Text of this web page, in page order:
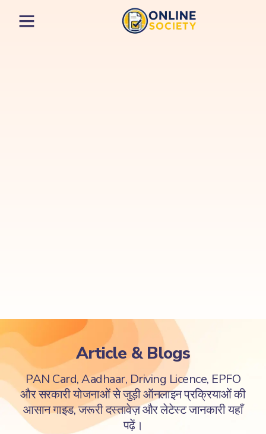
Article & Blogs
PAN Card, Aadhaar, Driving Licence, EPFO
और सरकारी योजनाओं से जुड़ी ऑनलाइन प्रक्रियाओं की
आसान गाइड, जरूरी दस्तावेज़ और लेटेस्ट जानकारी यहाँ
पढ़ें।